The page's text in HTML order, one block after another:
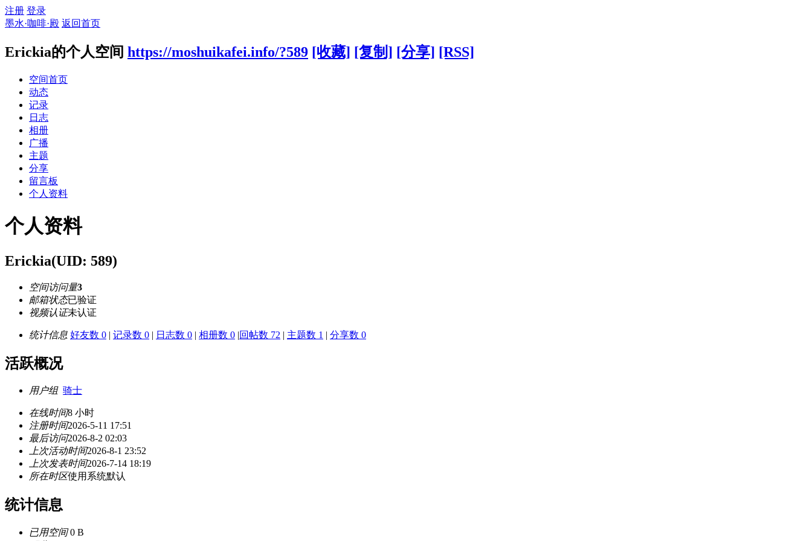
注册 登录
墨水·咖啡·殿 返回首页
Erickia的个人空间 https://moshuikafei.info/?589 [收藏] [复制] [分享] [RSS]
空间首页
动态
记录
日志
相册
广播
主题
分享
留言板
个人资料
个人资料
Erickia(UID: 589)
空间访问量3
邮箱状态已验证
视频认证未认证
统计信息 好友数 0 | 记录数 0 | 日志数 0 | 相册数 0 |回帖数 72 | 主题数 1 | 分享数 0
活跃概况
用户组 骑士
在线时间8 小时
注册时间2026-5-11 17:51
最后访问2026-8-2 02:03
上次活动时间2026-8-1 23:52
上次发表时间2026-7-14 18:19
所在时区使用系统默认
统计信息
已用空间0 B